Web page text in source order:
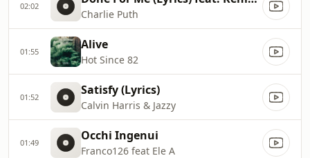
02:02
Charlie Puth
01:55 Alive
Hot Since 82
01:52 Satisfy (Lyrics)
Calvin Harris & Jazzy
01:49 Occhi Ingenui
Franco126 feat Ele A